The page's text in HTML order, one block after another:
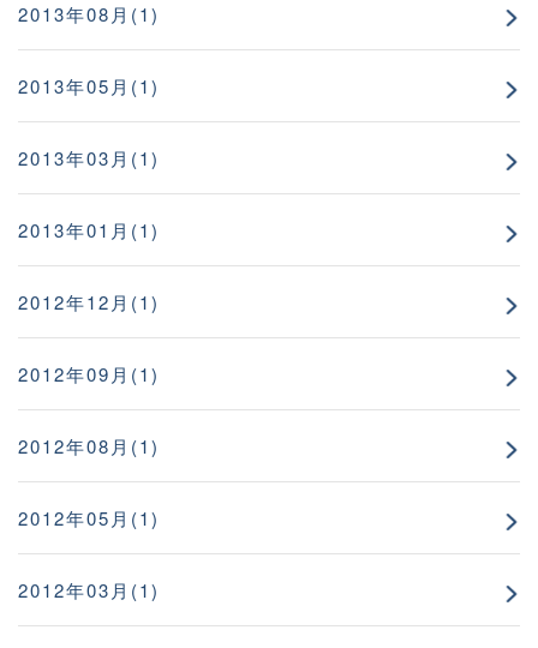
2013年08月(1)
2013年05月(1)
2013年03月(1)
2013年01月(1)
2012年12月(1)
2012年09月(1)
2012年08月(1)
2012年05月(1)
2012年03月(1)